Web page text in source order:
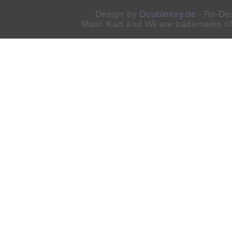
Design by Doublekey.de - Re-
Mario Kart and Wii are trademarks